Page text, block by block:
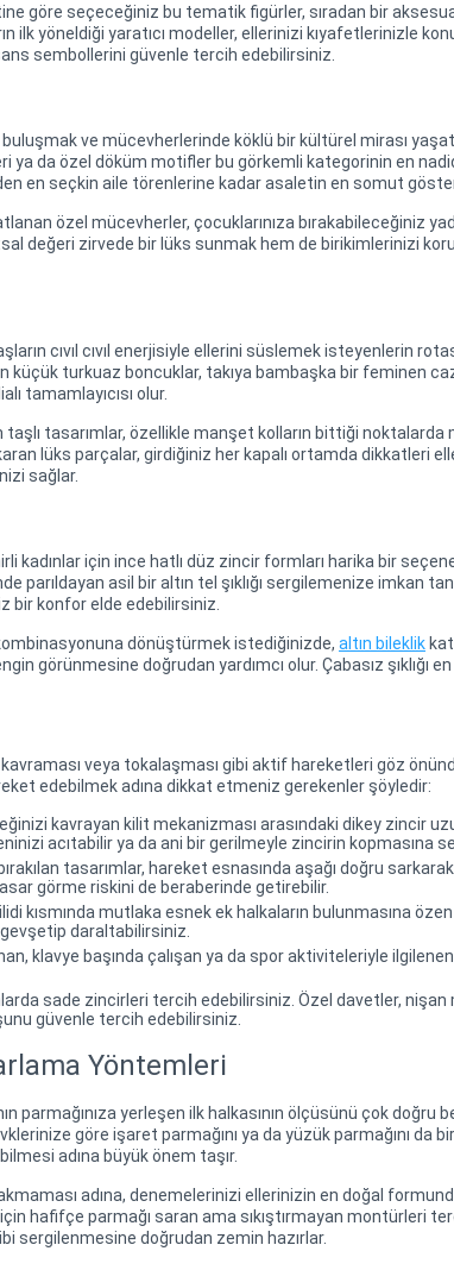
göre seçeceğiniz bu tematik figürler, sıradan bir
yöneldiği yaratıcı modeller, ellerinizi kıyafetlerinizle
sembollerini güvenle tercih edebilirsiniz.
ve mücevherlerinde köklü bir kültürel mirası
da özel döküm motifler bu görkemli kategorinin en
en seçkin aile törenlerine kadar asaletin en somut
özel mücevherler, çocuklarınıza bırakabileceğiniz
değeri zirvede bir lüks sunmak hem de birikimlerinizi
cıvıl cıvıl enerjisiyle ellerini süslemek isteyenlerin
turkuaz boncuklar, takıya bambaşka bir feminen cazibe
tamamlayıcısı olur.
taşlı tasarımlar, özellikle manşet kolların bittiği
lüks parçalar, girdiğiniz her kapalı ortamda dikkatleri
sağlar.
kadınlar için ince hatlı düz zincir formları harika bir
parıldayan asil bir altın tel şıklığı sergilemenize imkan
bir konfor elde edebilirsiniz.
dönüştürmek istediğinizde, altın bileklik
görünmesine doğrudan yardımcı olur. Çabasız
veya tokalaşması gibi aktif hareketleri göz
edebilmek adına dikkat etmeniz gerekenler şöyledir:
kavrayan kilit mekanizması arasındaki dikey zincir
acıtabilir ya da ani bir gerilmeyle zincirin kopmasına
tasarımlar, hareket esnasında aşağı doğru
görme riskini de beraberinde getirebilir.
kısmında mutlaka esnek ek halkaların bulunmasına
gevşetip daraltabilirsiniz.
klavye başında çalışan ya da spor aktiviteleriyle
sade zincirleri tercih edebilirsiniz. Özel davetler,
güvenle tercih edebilirsiniz.
Yöntemleri
parmağınıza yerleşen ilk halkasının ölçüsünü çok
göre işaret parmağını ya da yüzük parmağını da
adına büyük önem taşır.
adına, denemelerinizi ellerinizin en doğal
hafifçe parmağı saran ama sıkıştırmayan montürleri
sergilenmesine doğrudan zemin hazırlar.